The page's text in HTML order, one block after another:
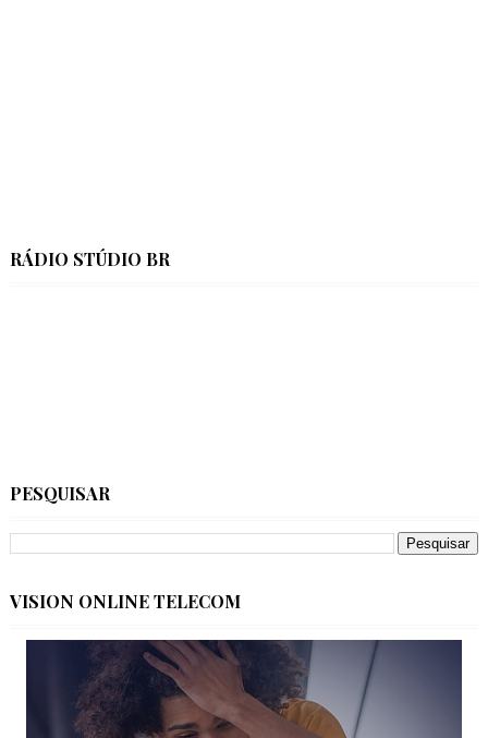
RÁDIO STÚDIO BR
PESQUISAR
VISION ONLINE TELECOM